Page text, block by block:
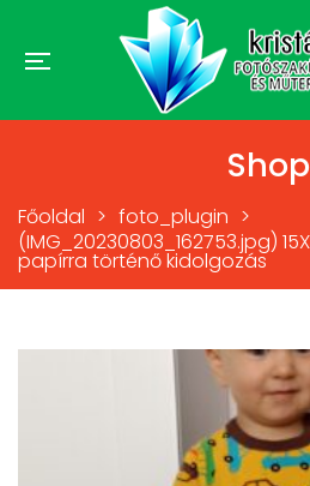
Shop
Főoldal > foto_plugin >
(IMG_20230803_162753.jpg)
papírra történő kidolgozás